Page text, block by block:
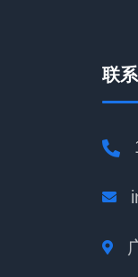
联